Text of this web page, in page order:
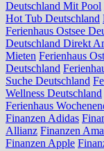
Deutschland Mit Pool
Hot Tub Deutschland
Ferienhaus Ostsee
Deutschland Direkt
Mieten Ferienhaus
Deutschland
Suche Deutschland
Wellness Deutschland
Ferienhaus
Finanzen Adidas
Allianz Finanzen
Finanzen Apple